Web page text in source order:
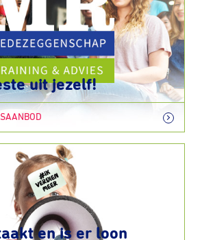
uit jezelf!
en is er loon